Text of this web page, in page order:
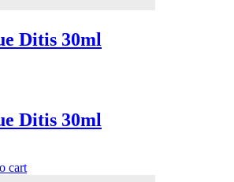
Ditis 30ml
Ditis 30ml
cart